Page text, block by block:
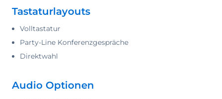
Tastaturlayouts
Volltastatur
Party-Line Konferenzgespräche
Direktwahl
Audio Optionen